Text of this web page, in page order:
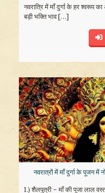
नवरात्रि में माँ दुर्गा के हर श्वरूप
बड़ी भक्ति भाव[…]
नवरात्रों में माँ दुर्गा के पूजन
1.) शैलपुत्री – माँ की पूजा लाल